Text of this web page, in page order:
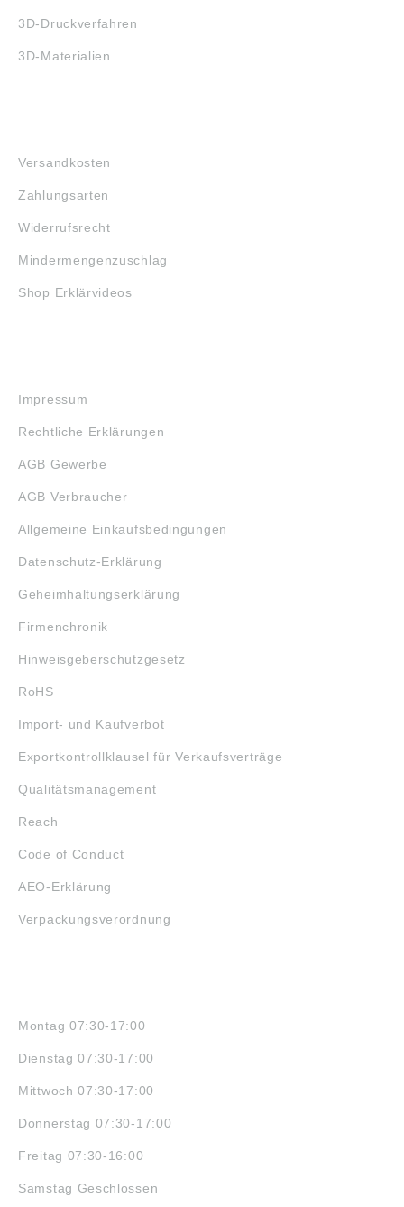
3D-Druckverfahren
3D-Materialien
Versandkosten
Zahlungsarten
Widerrufsrecht
Mindermengenzuschlag
Shop Erklärvideos
Impressum
Rechtliche Erklärungen
AGB Gewerbe
AGB Verbraucher
Allgemeine Einkaufsbedingungen
Datenschutz-Erklärung
Geheimhaltungserklärung
Firmenchronik
Hinweisgeberschutzgesetz
RoHS
Import- und Kaufverbot
Exportkontrollklausel für Verkaufsverträge
Qualitätsmanagement
Reach
Code of Conduct
AEO-Erklärung
Verpackungsverordnung
Montag 07:30-17:00
Dienstag 07:30-17:00
Mittwoch 07:30-17:00
Donnerstag 07:30-17:00
Freitag 07:30-16:00
Samstag Geschlossen